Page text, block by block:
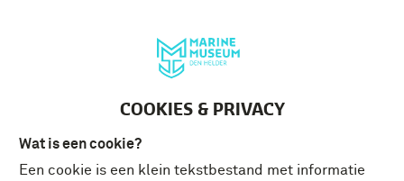
COOKIES & PRIVACY
Wat is een cookie?
Een cookie is een klein tekstbestand met informatie